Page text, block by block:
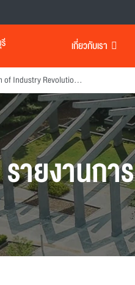
เกี่ยวกับเรา
Introduction of Industry Revolution 4.0 and Problem Based Learning (PBL) on Smart Mobility
รายงานกา